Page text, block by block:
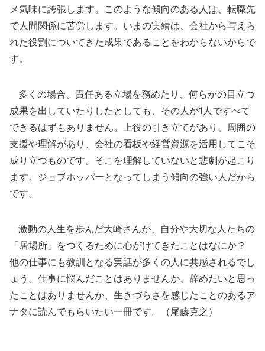
メ気味に誇張します。このような傾向のある人は、転職先
で人間関係に苦労します。いまの実績は、会社から与えら
れた役割についてきた成果であることをわからないからで
す。
多くの場合、責任ある立場を務めたり、何らかの目立つ
成果を出していたりしたとしても、その人が1人ですべて
できるはずもありません。上役の引き立てがあり、周囲の
支援や理解があり、会社の看板や経営資源を活用してこそ
成り立つものです。そこを理解していないと悲劇が起こり
ます。ジョブホッパーとなってしまう傾向の強い人だから
です。
激動の人生を歩んだ大崎さんが、自分や大切な人たちの
「居場所」をつくるために心がけてきたことはなにか？
他の仕事にも教訓となる実話が多くの人に共感されるでし
ょう。仕事に悩んだことはありませんか、辞めたいと思っ
たことはありませんか、生きづらさを感じたことのあるア
ナタに読んでもらいたい一冊です。（尾藤克之）